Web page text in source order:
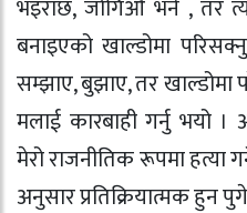
भइराछ, जोगिऔँ भने , तर
बनाइएको खाल्डोमा
सम्झाए, बुझाए, तर खाल्डोमा
मलाई कारबाही गर्नु भयो
मेरो राजनीतिक रूपमा हत्या
अनुसार प्रतिक्रियात्मक हुन